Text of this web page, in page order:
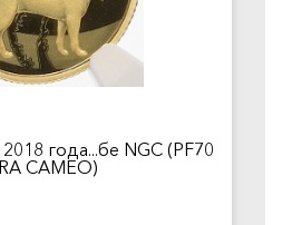
года...бе NGC (PF70
CAMEO)